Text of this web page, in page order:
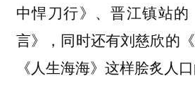
中悍刀行》、晋江镇站的
言》，同时还有刘慈欣的
《人生海海》这样脍炙人